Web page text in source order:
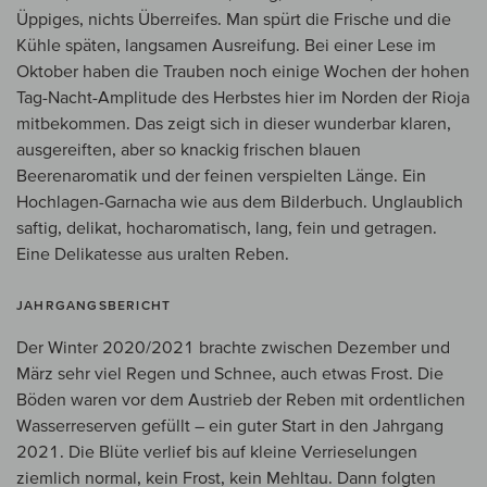
Üppiges, nichts Überreifes. Man spürt die Frische und die
Kühle späten, langsamen Ausreifung. Bei einer Lese im
Oktober haben die Trauben noch einige Wochen der hohen
Tag-Nacht-Amplitude des Herbstes hier im Norden der Rioja
mitbekommen. Das zeigt sich in dieser wunderbar klaren,
ausgereiften, aber so knackig frischen blauen
Beerenaromatik und der feinen verspielten Länge. Ein
Hochlagen-Garnacha wie aus dem Bilderbuch. Unglaublich
saftig, delikat, hocharomatisch, lang, fein und getragen.
Eine Delikatesse aus uralten Reben.
JAHRGANGSBERICHT
Der Winter 2020/2021 brachte zwischen Dezember und
März sehr viel Regen und Schnee, auch etwas Frost. Die
Böden waren vor dem Austrieb der Reben mit ordentlichen
Wasserreserven gefüllt – ein guter Start in den Jahrgang
2021. Die Blüte verlief bis auf kleine Verrieselungen
ziemlich normal, kein Frost, kein Mehltau. Dann folgten